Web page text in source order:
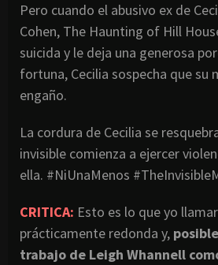
Pero cuando el abusivo ex de
Cohen, The Haunting of Hill
suicida y le deja una generosa
fortuna, Cecilia sospecha que su
engaño.
La cordura de Cecilia se
invisible comienza a ejercer
ella. #NiUnaMenos
CRITICA: Esto es lo que yo
prácticamente redonda y,
trabajo de Leigh Whannell